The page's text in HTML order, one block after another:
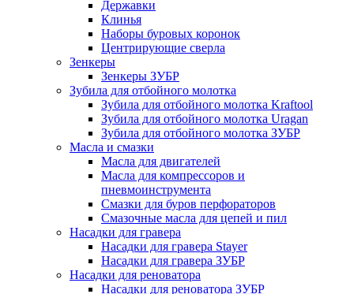
Державки
Клинья
Наборы буровых коронок
Центрирующие сверла
Зенкеры
Зенкеры ЗУБР
Зубила для отбойного молотка
Зубила для отбойного молотка Kraftool
Зубила для отбойного молотка Uragan
Зубила для отбойного молотка ЗУБР
Масла и смазки
Масла для двигателей
Масла для компрессоров и
пневмоинструмента
Смазки для буров перфораторов
Смазочные масла для цепей и пил
Насадки для гравера
Насадки для гравера Stayer
Насадки для гравера ЗУБР
Насадки для реноватора
Насадки для реноватора ЗУБР